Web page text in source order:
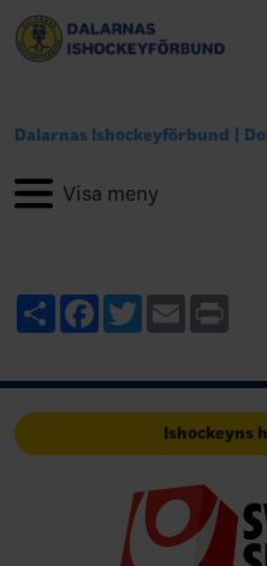
Dalarnas Ishockeyförbund
ShareFacebook
TwitterEmail
Ishockeyns